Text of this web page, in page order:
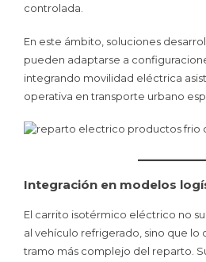
controlada.
En este ámbito, soluciones
pueden adaptarse a
integrando movilidad eléctrica
operativa en transporte urbano
Integración en modelos
El carrito isotérmico eléctrico no
al vehículo refrigerado, sino que
tramo más complejo del reparto.